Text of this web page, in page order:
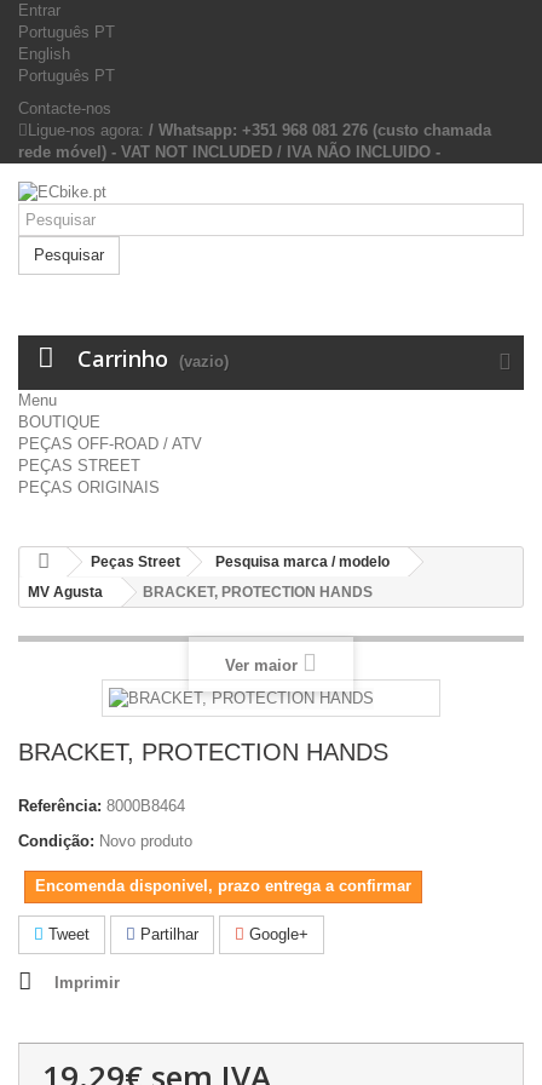
Entrar
Português PT
English
Português PT
Contacte-nos
Ligue-nos agora: / Whatsapp: +351 968 081 276 (custo chamada
rede móvel) - VAT NOT INCLUDED / IVA NÃO INCLUIDO -
Pesquisar
Carrinho (vazio)
Menu
BOUTIQUE
PEÇAS OFF-ROAD / ATV
PEÇAS STREET
PEÇAS ORIGINAIS
Peças Street
Pesquisa marca / modelo
MV Agusta
BRACKET, PROTECTION HANDS
Ver maior
BRACKET, PROTECTION HANDS
Referência: 8000B8464
Condição: Novo produto
Encomenda disponivel, prazo entrega a confirmar
Tweet Partilhar Google+
Imprimir
19.29€ sem IVA